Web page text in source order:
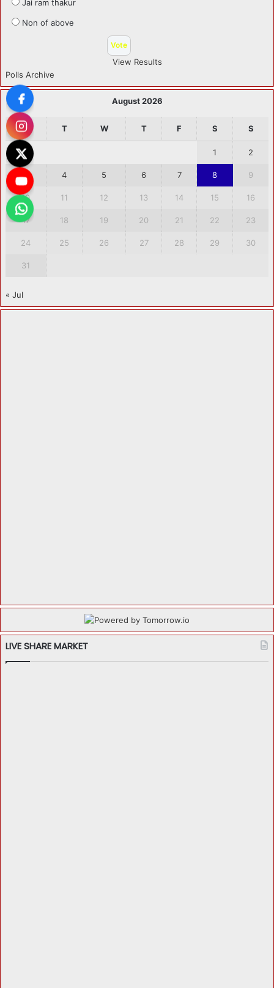
Jai ram thakur
Non of above
View Results
Polls Archive
August 2026
M T W T F S S
1 2
3 4 5 6 7 8 9
10 11 12 13 14 15 16
17 18 19 20 21 22 23
24 25 26 27 28 29 30
31
« Jul
LIVE SHARE MARKET